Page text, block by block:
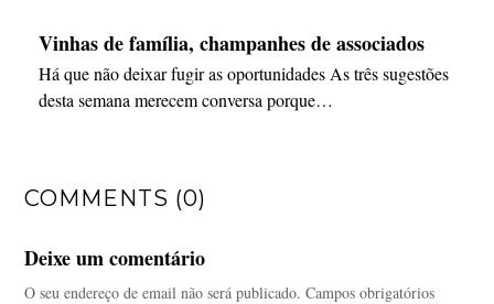
Vinhas de família, champanhes de associados
Há que não deixar fugir as oportunidades As três sugestões
desta semana merecem conversa porque…
COMMENTS (0)
Deixe um comentário
O seu endereço de email não será publicado. Campos obrigatórios